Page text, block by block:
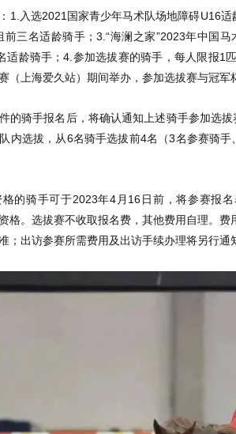
1.入选2021国家青少年马术队场地障碍U16
前三名适龄骑手；3.“海澜之家”2023年中国
适龄骑手；4.参加选拔赛的骑手，每人限报1
（上海爱久站）期间举办，参加选拔赛与冠
的骑手报名后，将确认通知上述骑手参加选
内选拔，从6名骑手选拔前4名（3名参赛骑
的骑手可于2023年4月16日前，将参赛报
格。选拔赛不收取报名费，其他费用自理。
；出访参赛所需费用及出访手续办理将另行通